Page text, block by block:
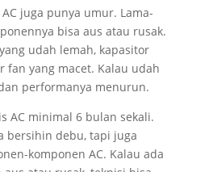
juga punya umur. Lama-
bisa aus atau rusak.
udah lemah, kapasitor
fan yang macet. Kalau udah
performanya menurun.
AC minimal 6 bulan sekali.
bersihin debu, tapi juga
komponen AC. Kalau ada